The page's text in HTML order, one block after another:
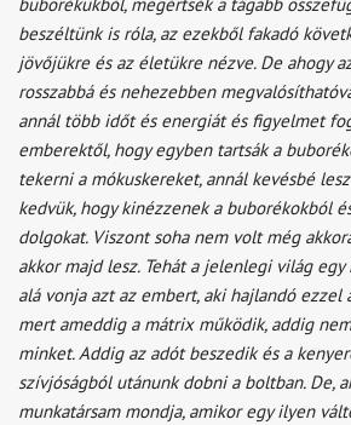
beszéltünk is róla, az ezekből fakadó
jövőjükre és az életükre nézve. De ahogy
rosszabbá és nehezebben
annál több időt és energiát és figyelmet
emberektől, hogy egyben tartsák a
tekerni a mókuskereket, annál kevésbé
kedvük, hogy kinézzenek a buborékokból
dolgokat. Viszont soha nem volt még
akkor majd lesz. Tehát a jelenlegi világ
alá vonja azt az embert, aki hajlandó ezzel
mert ameddig a mátrix működik, addig
minket. Addig az adót beszedik és a
szívjóságból utánunk dobni a boltban. De,
munkatársam mondja, amikor egy ilyen